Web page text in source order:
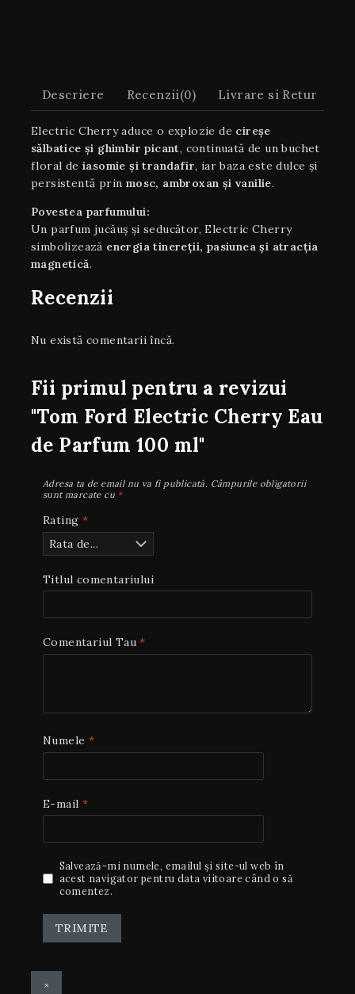
Descriere Recenzii(0) Livrare si Retur
Electric Cherry aduce o explozie de cireșe
sălbatice și ghimbir picant, continuată de un buchet
floral deiasomie și trandafir, iar baza este dulce și
persistentă prin mosc, ambroxan și vanilie.
Povestea parfumului:
Un parfum jucăuș și seducător, Electric Cherry
simbolizează energia tinereții, pasiunea și atracția
magnetică.
Recenzii
Nu există comentarii încă.
Fii primul pentru a revizui
"Tom Ford Electric Cherry Eau
de Parfum 100 ml"
Adresa ta de email nu va fi publicată. Câmpurile obligatorii
sunt marcate cu *
Rating *
Titlul comentariului
Comentariul Tau*
Numele *
E-mail *
Salvează-mi numele, emailul și site-ul web în
acest navigator pentru data viitoare când o să
comentez.
×